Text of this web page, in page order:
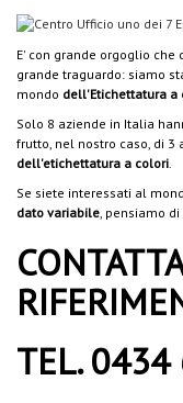
E' con grande orgoglio
grande traguardo: siamo
mondo dell'Etichettatura a
Solo 8 aziende in Italia
frutto, nel nostro caso, di 3
dell'etichettatura a colori
Se siete interessati al
dato variabile , pensiamo
TEL.